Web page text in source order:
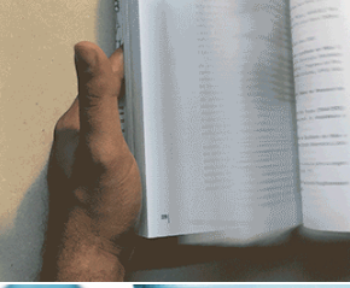
Lugares e suas interfaces